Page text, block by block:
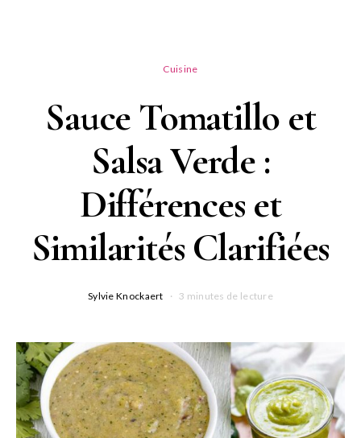
Cuisine
Sauce Tomatillo et
Salsa Verde :
Différences et
Similarités Clarifiées
Sylvie Knockaert 3 minutes de lecture